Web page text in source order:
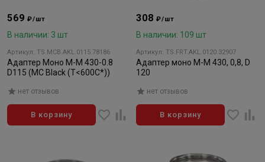
569₽/шт
В наличии: 3 шт
Артикул: TS.MCB.AKL.0115.78186
Адаптер Моно М-М 430-0.8
D115 (MC Black (Т<600C*))
нет отзывов
В корзину
308₽/шт
В наличии: 109 шт
Артикул: TS.FRT.AKL.0120.32907
Адаптер моно М-М 430, 0,8, D
120
нет отзывов
В корзину